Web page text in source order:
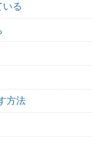
いる
方法